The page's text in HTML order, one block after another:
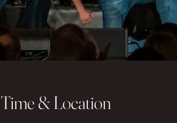
Time & Location